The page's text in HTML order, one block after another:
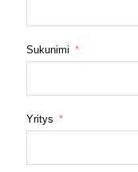
Sukunimi
Yritys